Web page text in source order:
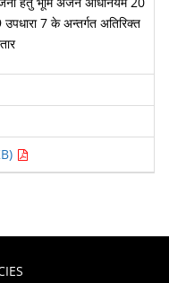
उपधारा 7 के अन्तर्गत अतिरिक्त